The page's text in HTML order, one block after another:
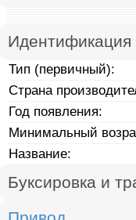
Идентификация
Тип (первичный):
Страна
Год появления:
Минимальный
Название:
Буксировка и